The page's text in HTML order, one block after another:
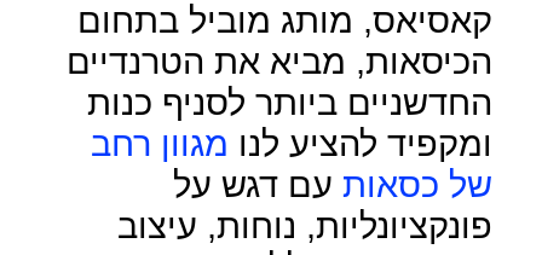
קאסיאס, מותג מוביל בתחום
הכיסאות, מביא את הטרנדיים
החדשניים ביותר לסניף כנות
ומקפיד להציע לנומגוון רחב
של כסאותעם דגש על
פונקציונליות, נוחות, עיצוב